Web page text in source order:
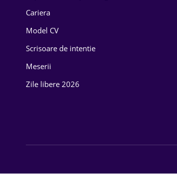
Energetică
Farma
Cariera
Model CV
Scrisoare de intentie
Meserii
Zile libere 2026